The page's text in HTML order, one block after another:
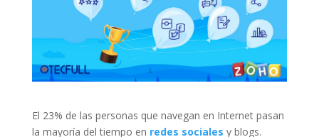
El 23% de las personas que navegan en Internet pasan
la mayoría del tiempo en redes sociales y blogs.